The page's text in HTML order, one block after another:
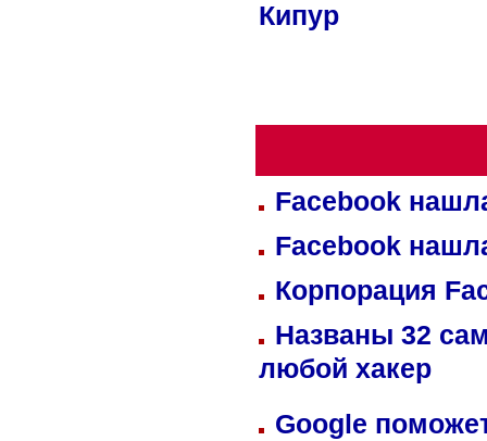
Кипур
Facebook
Facebook
Корпорация
Названы 32
любой хакер
Google